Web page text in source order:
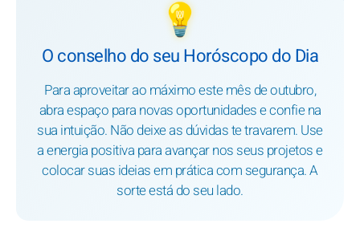
💡
O conselho do seu Horóscopo do Dia
Para aproveitar ao máximo este mês de outubro,
abra espaço para novas oportunidades e confie na
sua intuição. Não deixe as dúvidas te travarem. Use
a energia positiva para avançar nos seus projetos e
colocar suas ideias em prática com segurança. A
sorte está do seu lado.